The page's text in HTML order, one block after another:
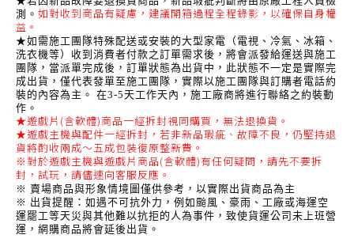
測。 如對收到商品有疑慮，建議開箱過程全程錄影，以確保自身權
益。
★如需施工團隊特殊配送或安裝的大型家電（電視、冷氣、冰箱、
洗衣機等）收到消費者付款之訂單需求後，將會派發給運送與施工
團隊，當派單完成後，訂單狀態為出貨中，此狀態不一定是實際完
成出貨，僅代表發單至施工團隊，實際以施工團隊與訂購者電話約
裝的內容為主。 在3-5天工作天內，施工廠商將進行聯絡之約裝動
作。
★遊戲片(含軟體)商品一經拆封視同購買，無法退換貨。
★遊戲主機與配件一經拆封，若非新品瑕疵、故障不良，仍堅持退
貨將酌收兩成～五成包裝復原整新費。
※對於遊戲主機與遊戲片商品(含軟體)有任何疑問，請先不要拆
封，試玩，請儘速向客服反應。
※ 賣場商品與形象情境圖僅供參考，以實際出貨商品為主
※ 出貨提醒：如遇不可抗外力，例如颱風、豪雨、工廠或海運空
運罷工等天災與其他難以抗拒的人為事件，致使貨運公司未上班營
運，網購商品將會延後出貨。